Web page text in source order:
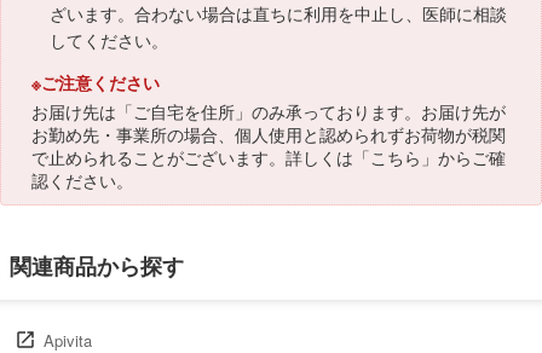
ざいます。合わない場合は直ちに利用を中止し、医師に相談
してください。
※ご注意ください
お届け先は「ご自宅を住所」のみ承っております。お届け先が
お勤め先・事業所の場合、個人使用と認められずお荷物が税関
で止められることがございます。詳しくは「こちら 」からご確
認ください。
関連商品から探す
Apivita